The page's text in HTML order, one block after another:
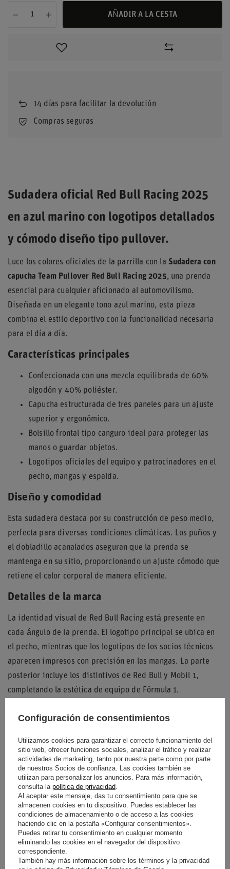
AÑADIR A LA CESTA
14 días para facilitar la devolución
Compras seguras
Sudadera oficial Red Bull Racing 2025
en azul marino con logotipos detallados
y cómodo diseño tipo pullover.
Luce los colores oficiales de la parrilla con la Sudadera con
capucha Team Pullover Red Bull Racing 2025, una prenda
esencial para cualquier aficionado al automovilismo.
Diseñada en un elegante tono azul marino, esta pieza
combina el estilo deportivo con la funcionalidad necesaria
para el día a día.
Características principales
Confeccionada con una mezcla equilibrada de 60%
algodón y 40% poliéster.
Capucha estructurada de tres paneles para un ajuste
superior y ergonómico.
Bolsillo frontal tipo canguro ideal para proteger las
manos o guardar objetos.
Logotipos oficiales del equipo y patrocinadores en el
pecho, mangas y espalda.
Diseño y comodidad
Esta sudadera destaca por su construcción de peso medio,
perfecta para diversas condiciones climáticas. Los puños y
el dobladillo acanalados aseguran que la prenda se
mantenga en su sitio, proporcionando un ajuste cómodo que
retiene el calor corporal de manera eficiente.
Detalles de la marca
La identidad visual de Red Bull Racing está presente en
cada ángulo de la prenda. El logotipo principal se ubica en
el pecho, mientras que los logotipos de los socios técnicos
aparecen impresos con precisión en las mangas. La parte
posterior incluye los distintivos de Red Bull y Mobil 1,
completando la estética de equipo de Fórmula 1.
este producto en la UE
Ltd
Seguir leyendo
Condición Nuevo
Género Masculino
Categoría Sudaderas
Color Azul
Grupo de edad Adultos
Configuración de consentimientos
Utilizamos cookies para garantizar el correcto funcionamiento del
sitio web, ofrecer funciones sociales, analizar el tráfico y realizar
actividades de marketing, tanto por nuestra parte como por parte
de nuestros Socios de confianza. Las cookies también se
utilizan para personalizar los anuncios. Para más información,
consulta la política de privacidad.
Al aceptar este mensaje, das tu consentimiento para que se
almacenen cookies en tu dispositivo. Puedes establecer las
condiciones de almacenamiento o de acceso a las cookies
haciendo clic en la pestaña «Configurar consentimientos».
Puedes retirar tu consentimiento en cualquier momento
eliminando las cookies en el navegador del dispositivo
correspondiente.
También hay más información sobre los términos y la privacidad